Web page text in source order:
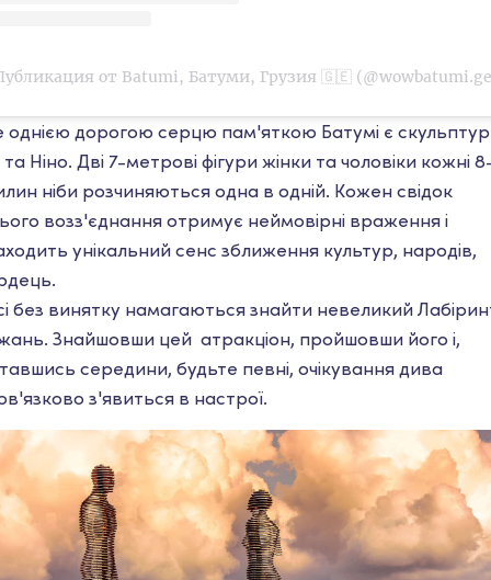
от Batumi, Батуми, Грузия 🇬🇪
дорогою серцю пам'яткою Батумі є
та Ніно. Дві 7-метрові фігури жінки та чоловіки кожні
ніби розчиняються одна в одній. Кожен свідок
возз'єднання отримує неймовірні враження і
унікальний сенс зближення культур, народів,
без винятку намагаються знайти невеликий
Знайшовши цей атракціон, пройшовши його і,
середини, будьте певні, очікування дива
з'явиться в настрої.